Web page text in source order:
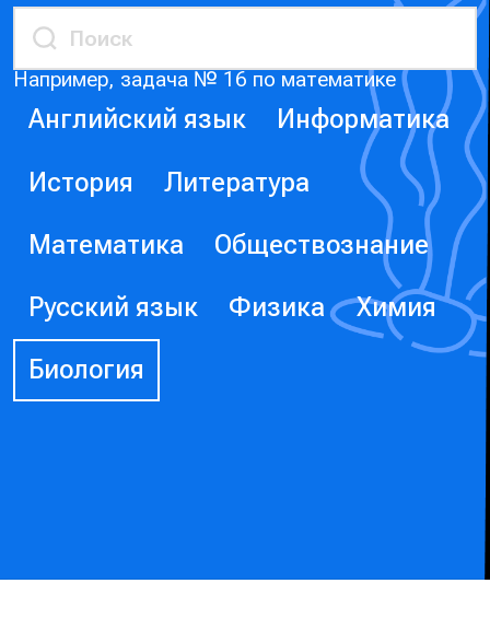
Например, задача № 16 по математике
Английский язык Информатика
История Литература
Математика Обществознание
Русский язык Физика Химия
Биология